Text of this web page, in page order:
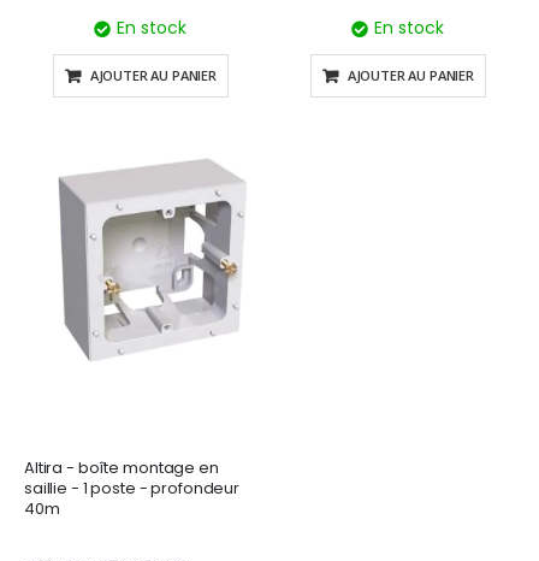
En stock
AJOUTER AU PANIER
En stock
AJOUTER AU PANIER
Altira - boîte montage en
saillie - 1 poste - profondeur
40m